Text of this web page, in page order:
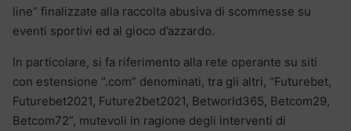
line” finalizzate alla raccolta abusiva di scommesse su
eventi sportivi ed al gioco d’azzardo.
In particolare, si fa riferimento alla rete operante su siti
con estensione “.com” denominati, tra gli altri, “Futurebet,
Futurebet2021, Future2bet2021, Betworld365, Betcom29,
Betcom72”, mutevoli in ragione degli interventi di